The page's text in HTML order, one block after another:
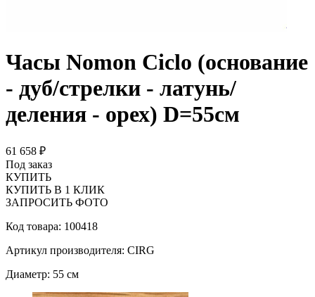
Часы Nomon Ciclo (основание
- дуб/стрелки - латунь/
деления - орех) D=55см
61 658 ₽
Под заказ
КУПИТЬ
КУПИТЬ В 1 КЛИК
ЗАПРОСИТЬ ФОТО
Код товара: 100418
Артикул производителя: CIRG
Диаметр: 55 см